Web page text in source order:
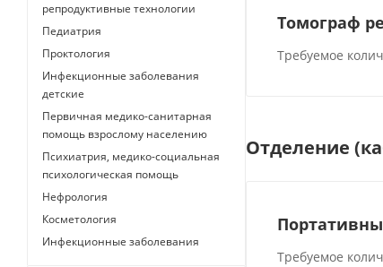
Томограф
Требуемое
Отделение
Требуемое
репродуктивные технологии
Педиатрия
Проктология
Инфекционные заболевания
детские
Первичная медико-санитарная
помощь взрослому населению
Психиатрия, медико-социальная
психологическая помощь
Нефрология
Косметология
Инфекционные заболевания